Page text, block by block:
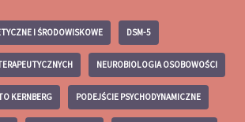
I ŚRODOWISKOWE DSM-5
NEUROBIOLOGIA OSOBOWOŚCI
KERNBERG PODEJŚCIE PSYCHODYNAMICZNE